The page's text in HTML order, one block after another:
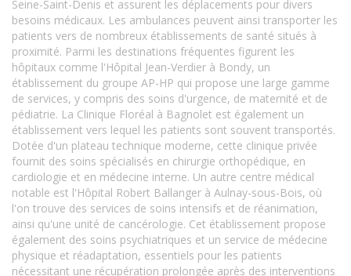
Seine-Saint-Denis et assurent les déplacements pour divers
besoins médicaux. Les ambulances peuvent ainsi transporter les
patients vers de nombreux établissements de santé situés à
proximité. Parmi les destinations fréquentes figurent les
hôpitaux comme l'Hôpital Jean-Verdier à Bondy, un
établissement du groupe AP-HP qui propose une large gamme
de services, y compris des soins d'urgence, de maternité et de
pédiatrie. La Clinique Floréal à Bagnolet est également un
établissement vers lequel les patients sont souvent transportés.
Dotée d'un plateau technique moderne, cette clinique privée
fournit des soins spécialisés en chirurgie orthopédique, en
cardiologie et en médecine interne. Un autre centre médical
notable est l'Hôpital Robert Ballanger à Aulnay-sous-Bois, où
l'on trouve des services de soins intensifs et de réanimation,
ainsi qu'une unité de cancérologie. Cet établissement propose
également des soins psychiatriques et un service de médecine
physique et réadaptation, essentiels pour les patients
nécessitant une récupération prolongée après des interventions